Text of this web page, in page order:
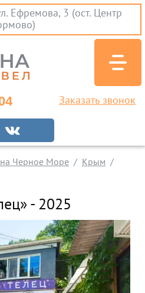
Ефремова, 3 (ост. Центр
Заказать звонок
Черное Море
Крым
- 2025